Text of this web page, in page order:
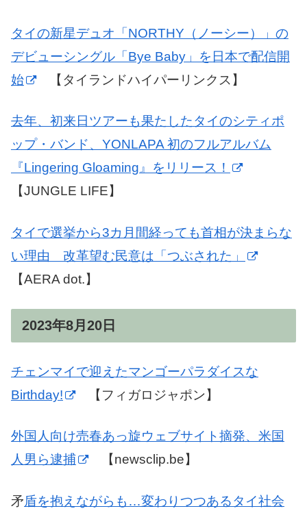
タイの新星デュオ「NORTHY（ノーシー）」の
デビューシングル「Bye Baby」を日本で配信開
始
【タイランドハイパーリンクス】
去年、初来日ツアーも果たしたタイのシティポ
ップ・バンド、YONLAPA 初のフルアルバム
『Lingering Gloaming』をリリース！
【JUNGLE LIFE】
タイで選挙から3カ月間経っても首相が決まらな
い理由 改革望む民意は「つぶされた」
【AERA dot.】
2023年8月20日
チェンマイで迎えたマンゴーパラダイスな
Birthday!
【フィガロジャポン】
外国人向け売春あっ旋ウェブサイト摘発、米国
人男ら逮捕
【newsclip.be】
矛盾を抱えながらも…変わりつつあるタイ社会